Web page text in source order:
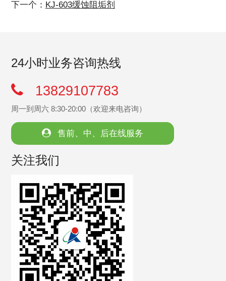
下一个： KJ-603缓蚀阻垢剂
24小时业务咨询热线
13829107783
周一到周六 8:30-20:00（欢迎来电咨询）
售前、中、后在线服务
关注我们